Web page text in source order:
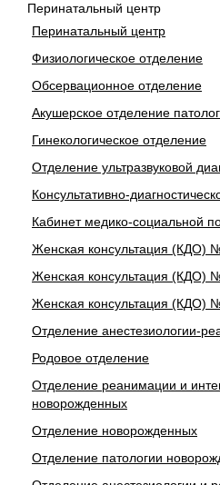
Перинатальный центр
Перинатальный центр
Физиологическое отделение
Обсервационное отделение
Акушерское отделение
Гинекологическое отделение
Отделение ультразвуковой
Консультативно-
Кабинет медико-социальной
Женская консультация (КДО)
Женская консультация (КДО)
Женская консультация (КДО)
Отделение анестезиологии-
Родовое отделение
Отделение реанимации и
новорожденных
Отделение новорожденных
Отделение патологии